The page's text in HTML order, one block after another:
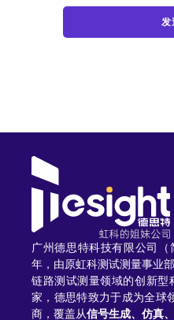
发
e
a
t
i
v
广州德思特科技有限公司（
年，由原虹科测试测量事业
链路测试测量领域的创新
家，德思特致力于成为全球
商，覆盖从信号生成、仿真